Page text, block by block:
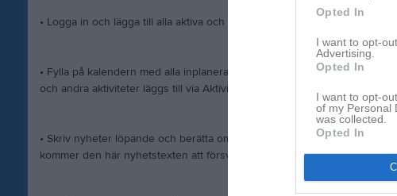
Opted In
I want to opt-
Advertising.
Opted In
I want to opt-
of my Personal
was collected.
Opted In
• Logga in och lägga till alla aktiva och ledare under Medlemmar.
• Fylla på kalendern med alla inplanerade aktiviteter. Matcher läggs till via
och andra aktiviteter läggs till via Aktiviteter.
• Skriv nyheter löpande och berätta om verksamheten. I takt med att nya
kommer den här nyhetstexten att försvinna.